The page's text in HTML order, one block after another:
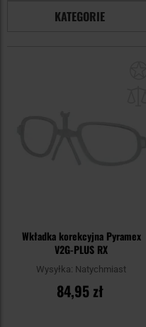
KATEGORIE
Wkładka korekcyjna Pyramex
V2G-PLUS RX
Wysyłka: Natychmiast
84,95 zł